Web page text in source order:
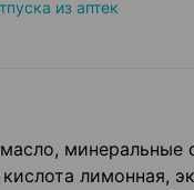
из аптек
минеральные
лимонная,